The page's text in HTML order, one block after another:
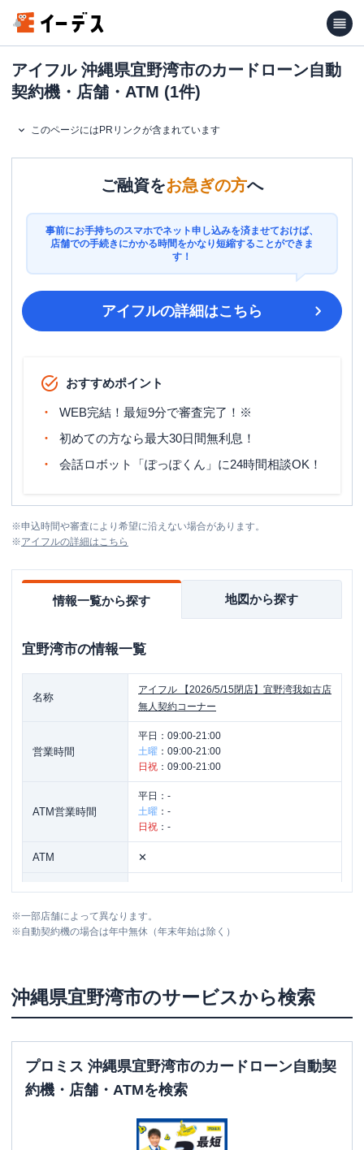
アイフル 沖縄県宜野湾市のカードローン自動
契約機・店舗・ATM (1件)
このページにはPRリンクが含まれています
ご融資をお急ぎの方へ
事前にお手持ちのスマホでネット申し込みを済ませておけば、
店舗での手続きにかかる時間をかなり短縮することができま
す！
アイフルの詳細はこちら
おすすめポイント
WEB完結！最短9分で審査完了！※
初めての方なら最大30日間無利息！
会話ロボット「ぽっぽくん」に24時間相談OK！
※申込時間や審査により希望に沿えない場合があります。
※アイフルの詳細はこちら
情報一覧から探す 地図から探す
宜野湾市の情報一覧
名称
アイフル
【2026/5/15閉店】宜野湾我如古店
無人契約コーナー
営業時間
平日： 09:00-21:00
土曜 ： 09:00-21:00
日祝 ： 09:00-21:00
ATM営業時間
平日： -
土曜 ： -
日祝 ： -
ATM ✕
住所
沖縄県宜野湾市我如古１－８－２１ 比
嘉アパート１Ｆ
※一部店舗によって異なります。
※自動契約機の場合は年中無休（年末年始は除く）
沖縄県宜野湾市のサービスから検索
プロミス 沖縄県宜野湾市のカードローン自動契
約機・店舗・ATMを検索